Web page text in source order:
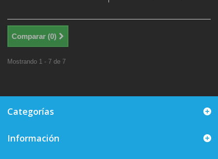
Comparar (0)
Mostrando 1 - 7 de 7
Categorías
Información